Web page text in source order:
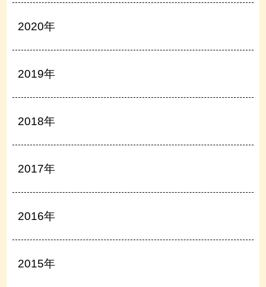
2020年
2019年
2018年
2017年
2016年
2015年